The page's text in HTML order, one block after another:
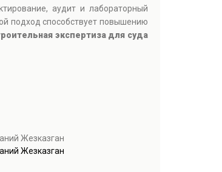
аудит и лабораторный
подход способствует повышению
экспертиза для суда
Жезказган
Жезказган